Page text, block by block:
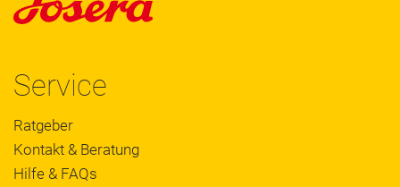
Service
Ratgeber
Kontakt & Beratung
Hilfe & FAQs